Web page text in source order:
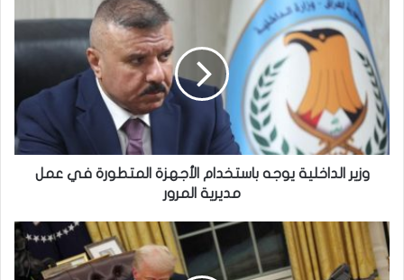
الداخلية
يوجه
باستخدام
الأجهزة
المتطورة
في
عمل
مديرية
المروروزير الداخلية يوجه باستخدام الأجهزة المتطورة في عمل
مديرية المرور
ترامب
يوقّع
أمراً